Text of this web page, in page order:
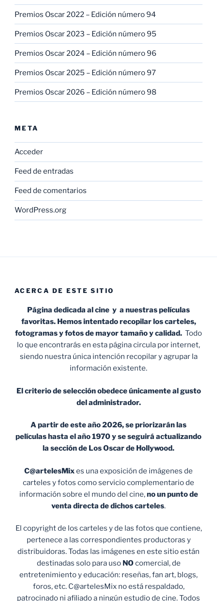
Premios Oscar 2022 – Edición número 94
Premios Oscar 2023 – Edición número 95
Premios Oscar 2024 – Edición número 96
Premios Oscar 2025 – Edición número 97
Premios Oscar 2026 – Edición número 98
META
Acceder
Feed de entradas
Feed de comentarios
WordPress.org
ACERCA DE ESTE SITIO
Página dedicada al cine y a nuestras películas
favoritas. Hemos intentado recopilar los carteles,
fotogramas y fotos de mayor tamaño y calidad. Todo
lo que encontrarás en esta página circula por internet,
siendo nuestra única intención recopilar y agrupar la
información existente.
El criterio de selección obedece únicamente al gusto
del administrador.
A partir de este año 2026, se priorizarán las
películas hasta el año 1970 y se seguirá actualizando
la sección de Los Oscar de Hollywood.
C@artelesMixes una exposición de imágenes de
carteles y fotos como servicio complementario de
información sobre el mundo del cine,no un punto de
venta directa de dichos carteles.
El copyright de los carteles y de las fotos que contiene,
pertenece a las correspondientes productoras y
distribuidoras. Todas las imágenes en este sitio están
destinadas solo para uso NO comercial, de
entretenimiento y educación: reseñas, fan art, blogs,
foros, etc. C@artelesMix no está respaldado,
patrocinado ni afiliado a ningún estudio de cine. Todos